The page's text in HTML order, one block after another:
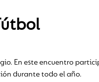
En este encuentro
durante todo el año.